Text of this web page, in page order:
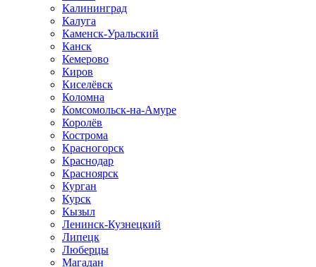
Калининград
Калуга
Каменск-Уральский
Канск
Кемерово
Киров
Киселёвск
Коломна
Комсомольск-на-Амуре
Королёв
Кострома
Красногорск
Краснодар
Красноярск
Курган
Курск
Кызыл
Ленинск-Кузнецкий
Липецк
Люберцы
Магадан